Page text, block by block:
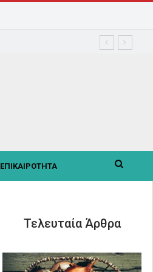
ΕΠΙΚΑΙΡΟΤΗΤΑ
Τελευταία Άρθρα